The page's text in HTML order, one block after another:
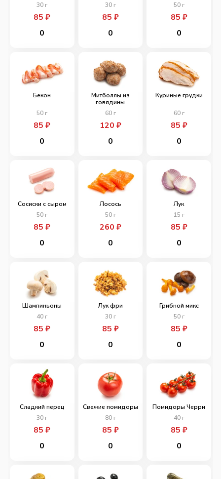
30 г
85₽
0
30г
85 ₽
0
50г
85 ₽
0
Бекон
50 г
85₽
0
Митболлы из
говядины
60г
120 ₽
0
Куриные грудки
60г
85 ₽
0
Сосиски с сыром
50 г
85₽
0
Лосось
50г
260 ₽
0
Лук
15 г
85 ₽
0
Шампиньоны
40 г
85₽
0
Лук фри
30г
85 ₽
0
Грибной микс
50г
85 ₽
0
Сладкий перец
30 г
85₽
0
Свежие помидоры
80г
85 ₽
0
Помидоры Черри
40г
85 ₽
0